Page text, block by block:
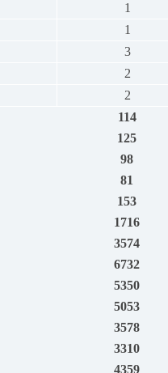
1
1
3
2
2
114
125
98
81
153
1716
3574
6732
5350
5053
3578
3310
4359